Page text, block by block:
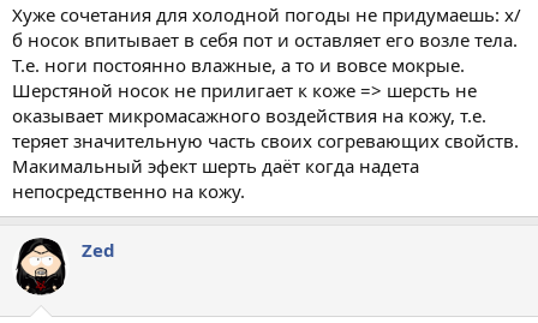
Хуже сочетания для холодной погоды не придумаешь: х/
б носок впитывает в себя пот и оставляет его возле тела.
Т.е. ноги постоянно влажные, а то и вовсе мокрые.
Шерстяной носок не прилигает к коже => шерсть не
оказывает микромасажного воздействия на кожу, т.е.
теряет значительную часть своих согревающих свойств.
Макимальный эфект шерть даёт когда надета
непосредственно на кожу.
Zed